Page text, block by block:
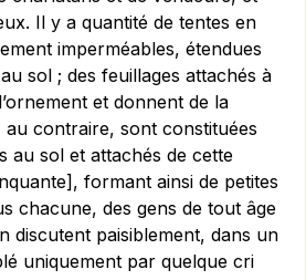
Il y a quantité de tentes en
imperméables, étendues
sol ; des feuillages attachés à
et donnent de la
au contraire, sont constituées
au sol et attachés de cette
formant ainsi de petites
chacune, des gens de tout âge
discutent paisiblement, dans un
uniquement par quelque cri